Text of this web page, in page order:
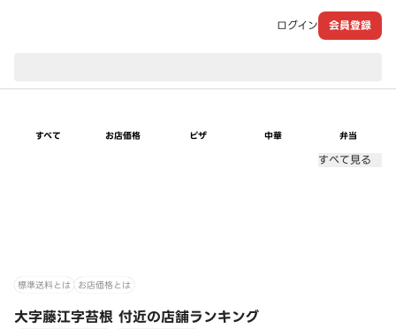
ログイン 会員登録
すべて お店価格 ピザ 中華 弁当
すべて見る
標準送料とは お店価格とは
大字藤江字苔根 付近の店舗ランキング